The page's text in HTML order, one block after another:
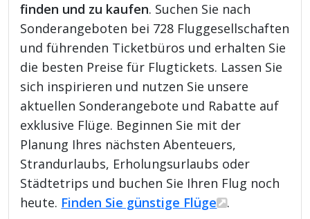
finden und zu kaufen. Suchen Sie nach
Sonderangeboten bei 728 Fluggesellschaften
und führenden Ticketbüros und erhalten Sie
die besten Preise für Flugtickets. Lassen Sie
sich inspirieren und nutzen Sie unsere
aktuellen Sonderangebote und Rabatte auf
exklusive Flüge. Beginnen Sie mit der
Planung Ihres nächsten Abenteuers,
Strandurlaubs, Erholungsurlaubs oder
Städtetrips und buchen Sie Ihren Flug noch
heute. Finden Sie günstige Flüge .